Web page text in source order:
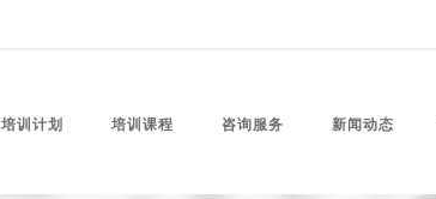
培训计划 培训课程 咨询服务 新闻动态